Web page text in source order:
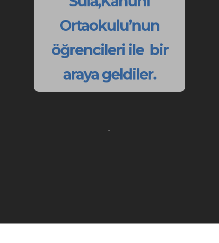
Ortaokulu’nun
öğrencileri ile bir
araya geldiler.